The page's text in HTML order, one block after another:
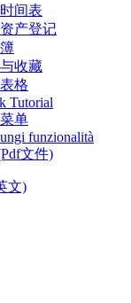
间表
产登记
收藏
格
Tutorial
单
funzionalità
文件)
文)